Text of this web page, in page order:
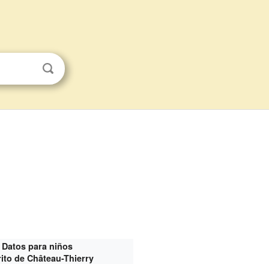
Datos para niños
de Château-Thierry